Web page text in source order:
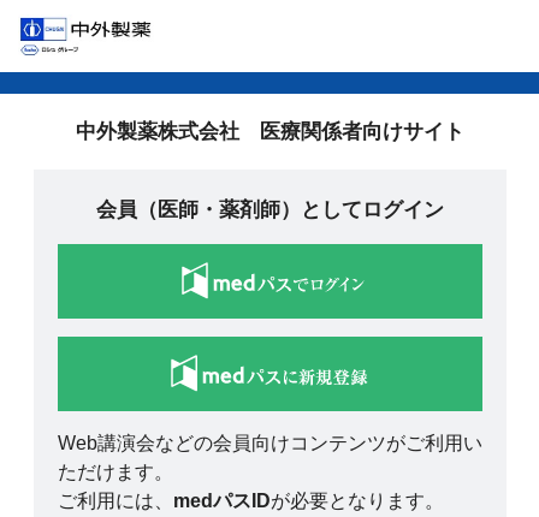
中外製薬株式会社 医療関係者向けサイト
会員（医師・薬剤師）としてログイン
Web講演会などの会員向けコンテンツがご利用い
ただけます。
ご利用には、 medパスIDが必要となります。